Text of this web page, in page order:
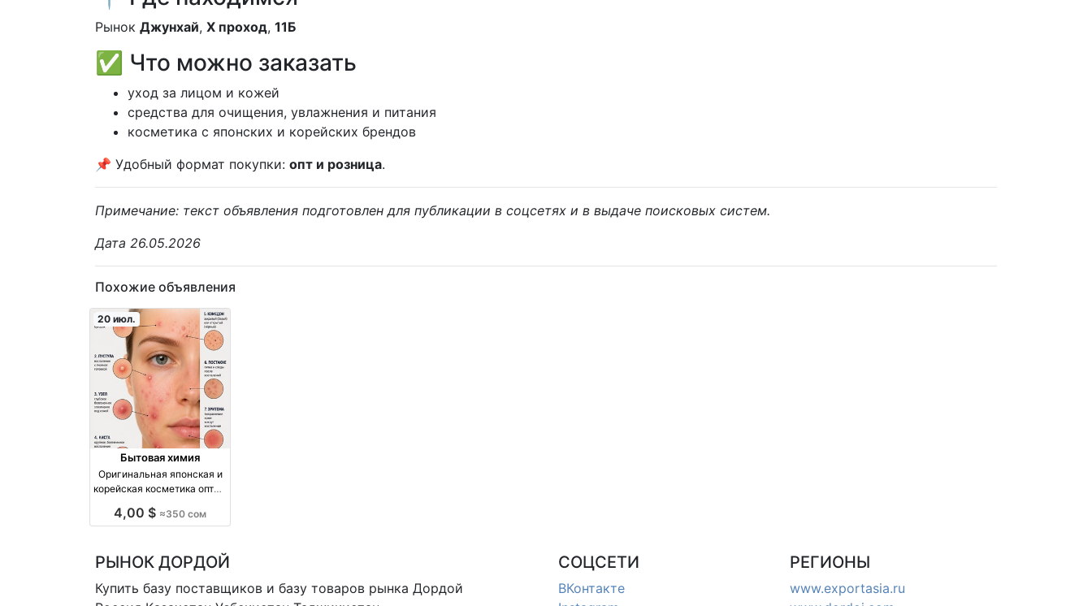
Рынок Джунхай, X проход, 11Б
✅ Что можно заказать
уход за лицом и кожей
средства для очищения, увлажнения и питания
косметика с японских и корейских брендов
📌 Удобный формат покупки: опт и розница.
Примечание: текст объявления подготовлен для публикации в соцсетях и в выдаче поисковых систем.
Дата 26.05.2026
Похожие объявления
20 июл.
Бытовая химия
Оригинальная японская и
корейская косметика оптом
городу и СНГ оптом
4,00 $ ≈350 сом
РЫНОК ДОРДОЙ
Купить базу поставщиков и базу товаров рынка Дордой
СОЦСЕТИ
ВКонтакте
РЕГИОНЫ
www.exportasia.ru